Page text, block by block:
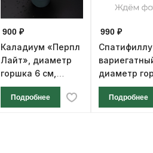
900 ₽
Каладиум «Перпл
Лайт», диаметр
горшка 6 см,
высота 12 см
Подробнее
990 ₽
диаметр
см, высота
Подробнее